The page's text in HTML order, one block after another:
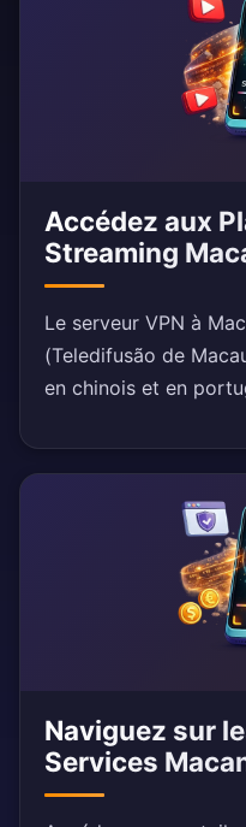
Accédez aux
Streaming
Le serveur VPN à
(Teledifusão de
en chinois et en
Naviguez sur
Services